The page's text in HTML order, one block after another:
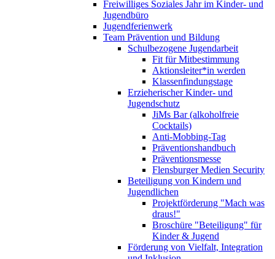
Freiwilliges Soziales Jahr im Kinder- und
Jugendbüro
Jugendferienwerk
Team Prävention und Bildung
Schulbezogene Jugendarbeit
Fit für Mitbestimmung
Aktionsleiter*in werden
Klassenfindungstage
Erzieherischer Kinder- und
Jugendschutz
JiMs Bar (alkoholfreie
Cocktails)
Anti-Mobbing-Tag
Präventionshandbuch
Präventionsmesse
Flensburger Medien Security
Beteiligung von Kindern und
Jugendlichen
Projektförderung "Mach was
draus!"
Broschüre "Beteiligung" für
Kinder & Jugend
Förderung von Vielfalt, Integration